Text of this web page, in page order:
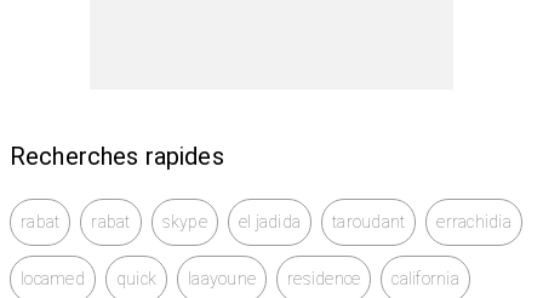
Recherches rapides
rabat rabat skype el jadida taroudant errachidia
locamed quick laayoune residence california